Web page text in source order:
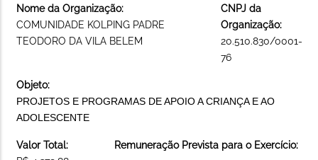
Nome da Organização:
COMUNIDADE KOLPING PADRE
TEODORO DA VILA BELEM
CNPJ da
Organização:
20.510.830/0001-
76
Objeto:
PROJETOS E PROGRAMAS DE APOIO A CRIANÇA E AO
ADOLESCENTE
Valor Total:
Remuneração Prevista para o Exercício: